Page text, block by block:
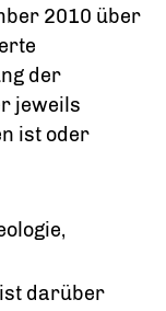
2010 über
der
jeweils
ist oder
darüber